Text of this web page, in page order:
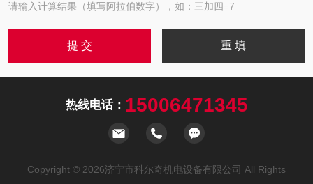
请输入计算结果（填写阿拉伯数字），如：三加四=7
热线电话： 15006471345
Copyright © 2026济宁市科尔奇机电设备有限公司 All Rights